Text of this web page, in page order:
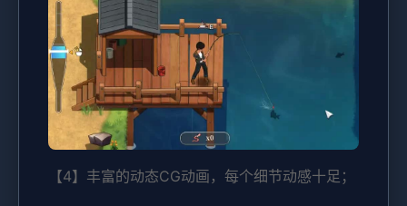
【4】丰富的动态CG动画，每个细节动感十足；